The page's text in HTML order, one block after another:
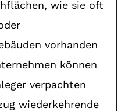
wie sie oft
vorhanden
können
verpachten
wiederkehrende